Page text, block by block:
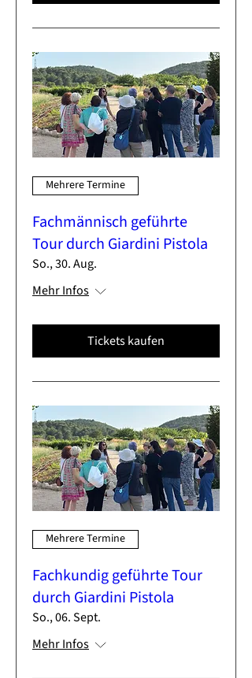
Mehrere Termine
Fachmännisch geführte
Tour durch Giardini Pistola
So., 30. Aug.
Mehr Infos
Tickets kaufen
Mehrere Termine
Fachkundig geführte Tour
durch Giardini Pistola
So., 06. Sept.
Mehr Infos